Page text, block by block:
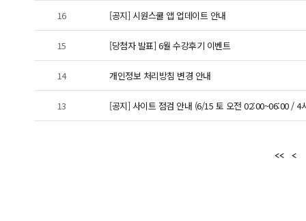
16 [공지] 시원스쿨 앱 업데이트 안내
15 [당첨자 발표] 6월 수강후기 이벤트
14 개인정보 처리방침 변경 안내
13 [공지] 사이트 점검 안내 (6/15 토 오전 02:00~06:00 / 4